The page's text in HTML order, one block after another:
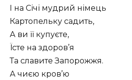
І на Січі мудрий німець
Картопельку садить,
А ви її купуєте,
Їсте на здоров’я
Та славите Запорожжя.
А чиєю кров’ю